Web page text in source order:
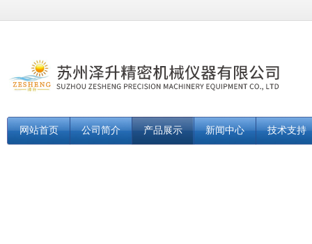
网站首页 公司简介 产品展示 新闻中心 技术支持